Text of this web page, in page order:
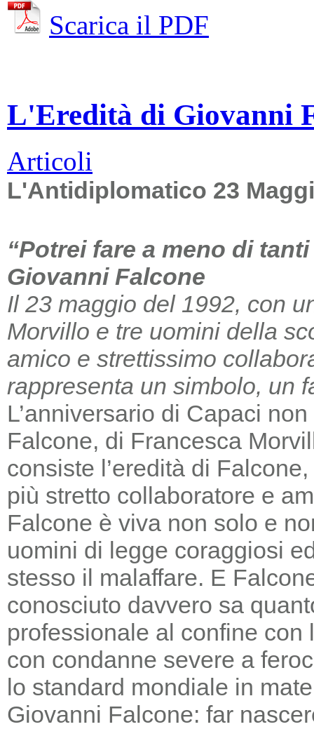
Scarica il PDF
L'Eredità di Giovanni
Articoli
L'Antidiplomatico 23
“Potrei fare a meno di
Giovanni Falcone
Il 23 maggio del 1992, con
Morvillo e tre uomini della
amico e strettissimo
rappresenta un simbolo, un
L’anniversario di Capaci
Falcone, di Francesca
consiste l’eredità di
più stretto collaboratore e
Falcone è viva non solo e
uomini di legge coraggiosi
stesso il malaffare. E
conosciuto davvero sa
professionale al confine
con condanne severe a
lo standard mondiale in
Giovanni Falcone: far